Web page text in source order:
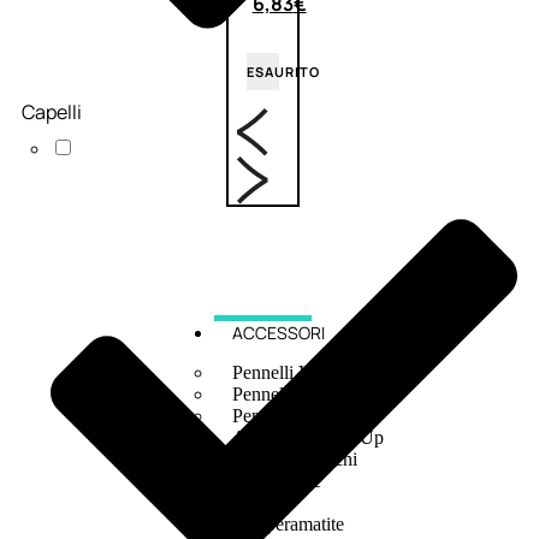
ESAURITO
ACCESSORI
Pennelli Viso
Pennelli Occhi
Pennelli Labbra
Accessori Make Up
Accessori Occhi
Ciglia Finte
Temperamatite
Capelli